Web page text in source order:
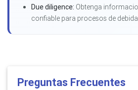
Due diligence: Obtenga
confiable para procesos de
Preguntas Frecuentes